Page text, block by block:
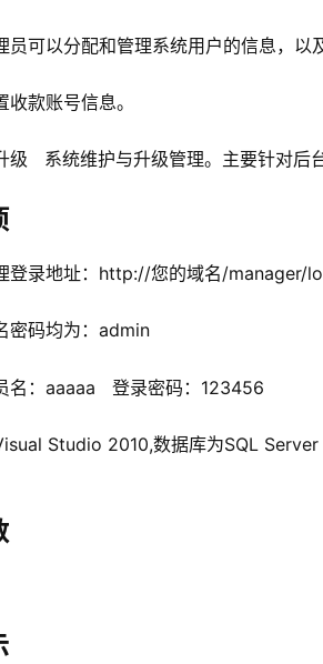
员可以分配和管理系统用户的信息，以
款账号信息。
级 系统维护与升级管理。主要针对后
登录地址：http://您的域名/manager/
密码均为：admin
名：aaaaa 登录密码：123456
Studio 2010,数据库为SQL